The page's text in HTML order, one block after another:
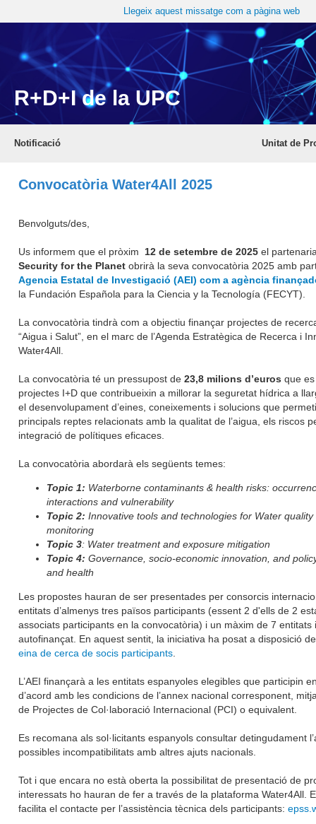
Llegeix aquest missatge com a pàgina web
R+D+I de la UPC
Notificació Unitat de
Convocatòria Water4All 2025
Benvolguts/des,
Us informem que el pròxim 12 de setembre de 2025el
Security for the Planetobrirà la seva convocatòria 2025 amb
Agencia Estatal de Investigació (AEI) com a agència
la Fundación Española para la Ciencia y la Tecnología (FECYT).
La convocatòria tindrà com a objectiu finançar projectes de
“Aigua i Salut”, en el marc de l’Agenda Estratègica de Recerca i
Water4All.
La convocatòria té un pressupost de 23,8 milions d’euros que
projectes I+D que contribueixin a millorar la seguretat hídrica a
el desenvolupament d’eines, coneixements i solucions que
principals reptes relacionats amb la qualitat de l’aigua, els riscos
integració de polítiques eficaces.
La convocatòria abordarà els següents temes:
Topic 1: Waterborne contaminants & health risks:
interactions and vulnerability
Topic 2: Innovative tools and technologies for Water
monitoring
Topic 3: Water treatment and exposure mitigation
Topic 4: Governance, socio-economic innovation, and
and health
Les propostes hauran de ser presentades per consorcis
entitats d’almenys tres països participants (essent 2 d'ells de 2
associats participants en la convocatòria) i un màxim de 7 entitats
autofinançat. En aquest sentit, la iniciativa ha posat a disposició
eina de cerca de socis participants.
L’AEI finançarà a les entitats espanyoles elegibles que participin
d’acord amb les condicions de l’annex nacional corresponent,
de Projectes de Col·laboració Internacional (PCI) o equivalent.
Es recomana als sol·licitants espanyols consultar detingudament
possibles incompatibilitats amb altres ajuts nacionals.
Tot i que encara no està oberta la possibilitat de presentació de
interessats ho hauran de fer a través de la plataforma Water4All.
facilita el contacte per l’assistència tècnica dels participants: